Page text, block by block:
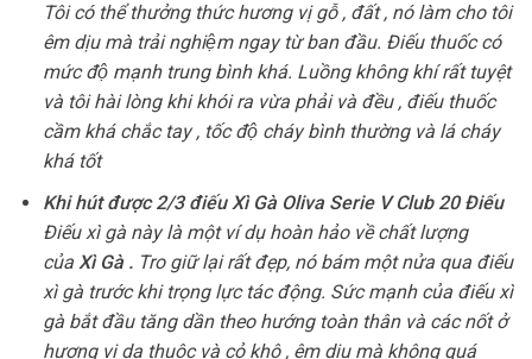
Tôi có thể thưởng thức hương vị gỗ , đất , nó làm cho tôi
êm dịu mà trải nghiệm ngay từ ban đầu. Điếu thuốc có
mức độ mạnh trung bình khá. Luồng không khí rất tuyệt
và tôi hài lòng khi khói ra vừa phải và đều , điếu thuốc
cầm khá chắc tay , tốc độ cháy bình thường và lá cháy
khá tốt
Khi hút được 2/3 điếu Xì Gà Oliva Serie V Club 20 Điếu
Điếu xì gà này là một ví dụ hoàn hảo về chất lượng
của Xì Gà .Tro giữ lại rất đẹp, nó bám một nửa qua điếu
xì gà trước khi trọng lực tác động. Sức mạnh của điếu xì
gà bắt đầu tăng dần theo hướng toàn thân và các nốt ở
hương vị da thuộc và cỏ khô , êm dịu mà không quá